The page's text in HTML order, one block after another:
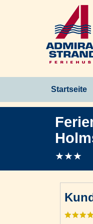
Startseite
★★★